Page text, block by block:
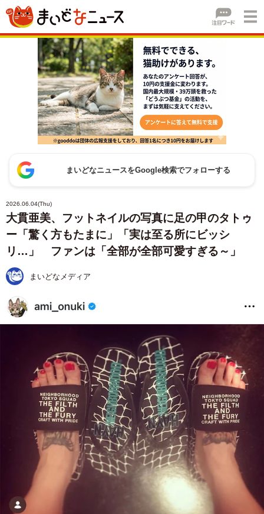
まいどなニュースをGoogle検索でフォローする
2026.06.04(Thu)
大貫亜美、フットネイルの写真に足の甲のタトゥ
ー「驚く方もたまに」「実は至る所にビッシ
リ…」 ファンは「全部が全部可愛すぎる～」
まいどなメディア